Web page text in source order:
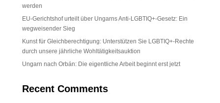
werden
EU-Gerichtshof urteilt über Ungarns Anti-LGBTIQ+-Gesetz: Ein
wegweisender Sieg
Kunst für Gleichberechtigung: Unterstützen Sie LGBTIQ+-Rechte
durch unsere jährliche Wohltätigkeitsauktion
Ungarn nach Orbán: Die eigentliche Arbeit beginnt erst jetzt
Recent Comments